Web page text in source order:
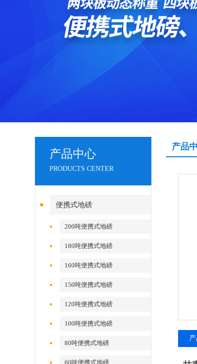
产品中心
PRODUCTS CENTER
便携式地磅
200吨便携式地磅
180吨便携式地磅
160吨便携式地磅
150吨便携式地磅
120吨便携式地磅
100吨便携式地磅
80吨便携式地磅
60吨便携式地磅
产品